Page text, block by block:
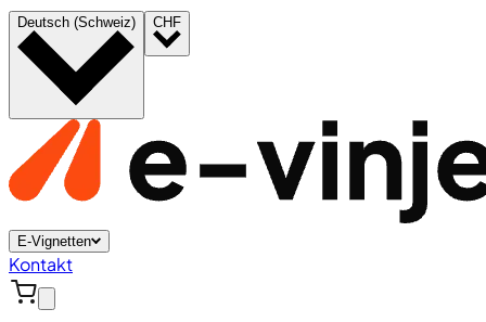
Deutsch (Schweiz) CHF
E-Vignetten
Kontakt